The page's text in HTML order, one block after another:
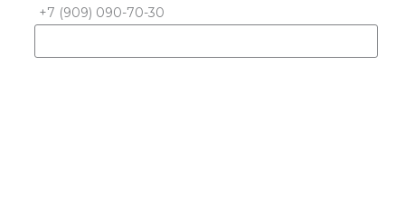
+7 (909) 090-70-30